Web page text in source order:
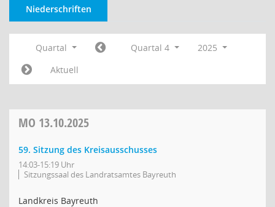
Niederschriften
Quartal Quartal 4
2025
Aktuell
MO 13.10.2025
59. Sitzung des Kreisausschusses
14:03-15:19 Uhr
Sitzungssaal des Landratsamtes Bayreuth
Landkreis Bayreuth